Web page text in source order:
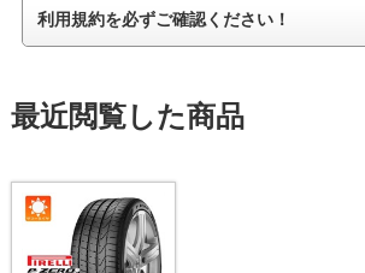
利用規約を必ずご確認ください！
最近閲覧した商品